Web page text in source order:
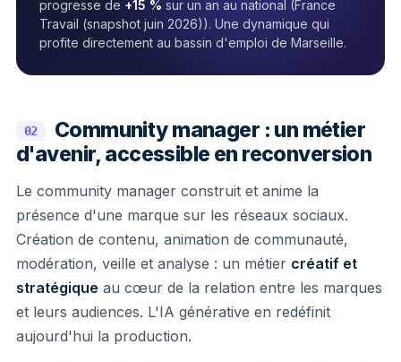
progresse de +15 % sur un an au national (France
Travail (snapshot juin 2026)). Une dynamique qui
profite directement au bassin d'emploi de Marseille.
02
Community manager : un métier
d'avenir, accessible en reconversion
Le community manager construit et anime la
présence d'une marque sur les réseaux sociaux.
Création de contenu, animation de communauté,
modération, veille et analyse : un métier créatif et
stratégique au cœur de la relation entre les marques
et leurs audiences. L'IA générative en redéfinit
aujourd'hui la production.